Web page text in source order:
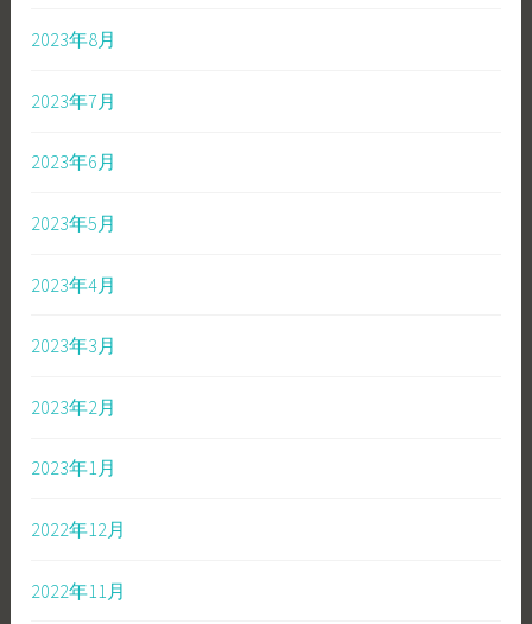
2023年8月
2023年7月
2023年6月
2023年5月
2023年4月
2023年3月
2023年2月
2023年1月
2022年12月
2022年11月